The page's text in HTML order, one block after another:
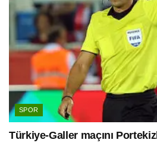
SPOR
Türkiye-Galler maçını